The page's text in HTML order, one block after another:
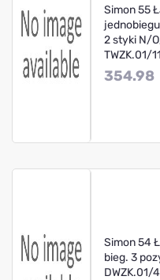
Simon 55
2 styki N/
TWZK.01/
354.98
Simon 54
bieg. 3
DWZK.01/